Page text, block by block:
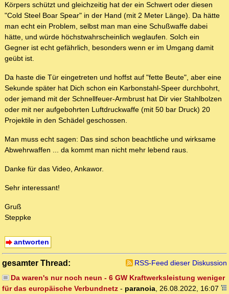
Körpers schützt und gleichzeitig hat der ein Schwert oder diesen
"Cold Steel Boar Spear" in der Hand (mit 2 Meter Länge). Da hätte
man echt ein Problem, selbst man man eine Schußwaffe dabei
hätte, und würde höchstwahrscheinlich weglaufen. Solch ein
Gegner ist echt gefährlich, besonders wenn er im Umgang damit
geübt ist.
Da haste die Tür eingetreten und hoffst auf "fette Beute", aber eine
Sekunde später hat Dich schon ein Karbonstahl-Speer durchbohrt,
oder jemand mit der Schnellfeuer-Armbrust hat Dir vier Stahlbolzen
oder mit ner aufgebohrten Luftdruckwaffe (mit 50 bar Druck) 20
Projektile in den Schädel geschossen.
Man muss echt sagen: Das sind schon beachtliche und wirksame
Abwehrwaffen ... da kommt man nicht mehr lebend raus.
Danke für das Video, Ankawor.
Sehr interessant!
Gruß
Steppke
antworten
gesamter Thread:
RSS-Feed dieser Diskussion
Da waren's nur noch neun - 6 GW Kraftwerksleistung weniger
für das europäische Verbundnetz - paranoia, 26.08.2022, 16:07